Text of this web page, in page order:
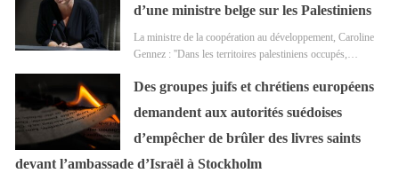
d’une ministre belge sur les Palestiniens
La ministre de la coopération au développement, Caroline
Gennez : ''Dans les territoires palestiniens occupés,…
Des groupes juifs et chrétiens européens
demandent aux autorités suédoises
d’empêcher de brûler des livres saints
devant l’ambassade d’Israël à Stockholm